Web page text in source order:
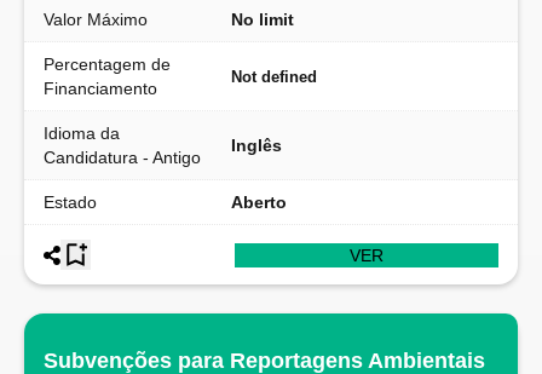
Valor Máximo No limit
Percentagem de
Financiamento
Not defined
Idioma da
Candidatura - Antigo
Inglês
Estado Aberto
VER
Subvenções para Reportagens Ambientais